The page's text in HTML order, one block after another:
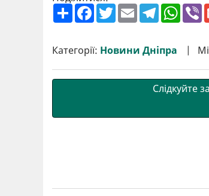
П
о
р
и
F
a
b
o
T
w
t
e
E
m
l
T
e
g
r
W
h
V
r
Категорії: Новини Дніпра
Слідкуйте